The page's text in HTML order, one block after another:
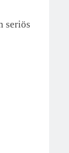
seriös